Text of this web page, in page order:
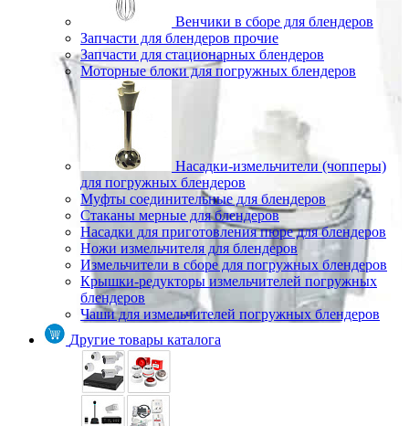
Венчики в сборе для блендеров
Запчасти для блендеров прочие
Запчасти для стационарных блендеров
Моторные блоки для погружных блендеров
Насадки-измельчители (чопперы)
для погружных блендеров
Муфты соединительные для блендеров
Стаканы мерные для блендеров
Насадки для приготовления пюре для блендеров
Ножи измельчителя для блендеров
Измельчители в сборе для погружных блендеров
Крышки-редукторы измельчителей погружных
блендеров
Чаши для измельчителей погружных блендеров
Другие товары каталога